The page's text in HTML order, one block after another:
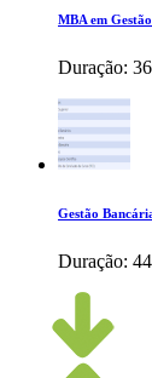
MBA em
Duração:
Gestão
Duração: